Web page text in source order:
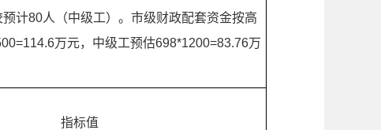
计80人（中级工）。市级财政配套资金按高
万元，中级工预估698*1200=83.76万
指标值